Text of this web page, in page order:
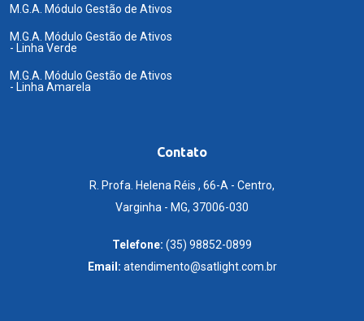
M.G.A. Módulo Gestão de Ativos
M.G.A. Módulo Gestão de Ativos
- Linha Verde
M.G.A. Módulo Gestão de Ativos
- Linha Amarela
Contato
R. Profa. Helena Réis , 66-A - Centro,
Varginha - MG, 37006-030
Telefone: (35) 98852-0899
Email: atendimento@satlight.com.br